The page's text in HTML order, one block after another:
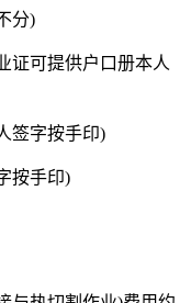
分)
证可提供户口册本人
签字按手印)
按手印)